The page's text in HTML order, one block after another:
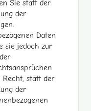
Sie statt der
der
Daten
sie jedoch zur
Recht, statt der
der